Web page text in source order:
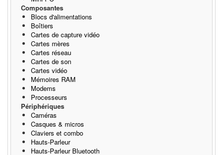
Composantes
Blocs d'alimentations
Boîtiers
Cartes de capture vidéo
Cartes mères
Cartes réseau
Cartes de son
Cartes vidéo
Mémoires RAM
Modems
Processeurs
Périphériques
Caméras
Casques & micros
Claviers et combo
Hauts-Parleur
Hauts-Parleur Bluetooth